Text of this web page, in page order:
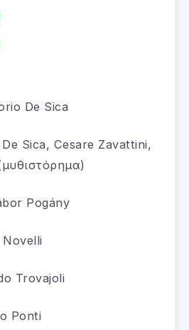
De Sica
Sica, Cesare Zavattini,
Pogány
Trovajoli
Ponti